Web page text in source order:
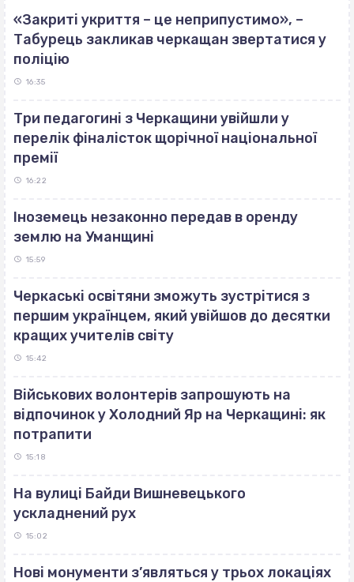
«Закриті укриття – це неприпустимо», –
Табурець закликав черкащан звертатися у
поліцію
16:35
Три педагогині з Черкащини увійшли у
перелік фіналісток щорічної національної
премії
16:22
Іноземець незаконно передав в оренду
землю на Уманщині
15:59
Черкаські освітяни зможуть зустрітися з
першим українцем, який увійшов до десятки
кращих учителів світу
15:42
Військових волонтерів запрошують на
відпочинок у Холодний Яр на Черкащині: як
потрапити
15:18
На вулиці Байди Вишневецького
ускладнений рух
15:02
Нові монументи з’являться у трьох локаціях